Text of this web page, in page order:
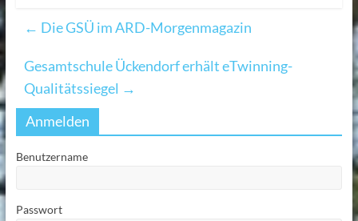
← Die GSÜ im ARD-Morgenmagazin
Gesamtschule Ückendorf erhält eTwinning-
Qualitätssiegel →
Anmelden
Benutzername
Passwort